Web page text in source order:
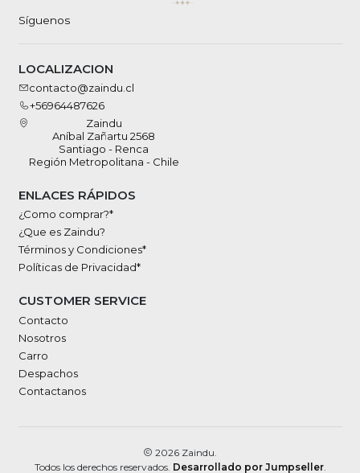
Síguenos
LOCALIZACION
contacto@zaindu.cl
+56964487626
Zaindu
Aníbal Zañartu 2568
Santiago - Renca
Región Metropolitana - Chile
ENLACES RÁPIDOS
¿Como comprar?*
¿Que es Zaindu?
Términos y Condiciones*
Políticas de Privacidad*
CUSTOMER SERVICE
Contacto
Nosotros
Carro
Despachos
Contactanos
2026 Zaindu.
Todos los derechos reservados. Desarrollado por Jumpseller.